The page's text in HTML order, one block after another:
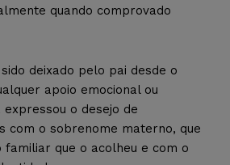
quando comprovado
deixado pelo pai desde o
apoio emocional ou
o desejo de
com o sobrenome materno, que
que o acolheu e com o